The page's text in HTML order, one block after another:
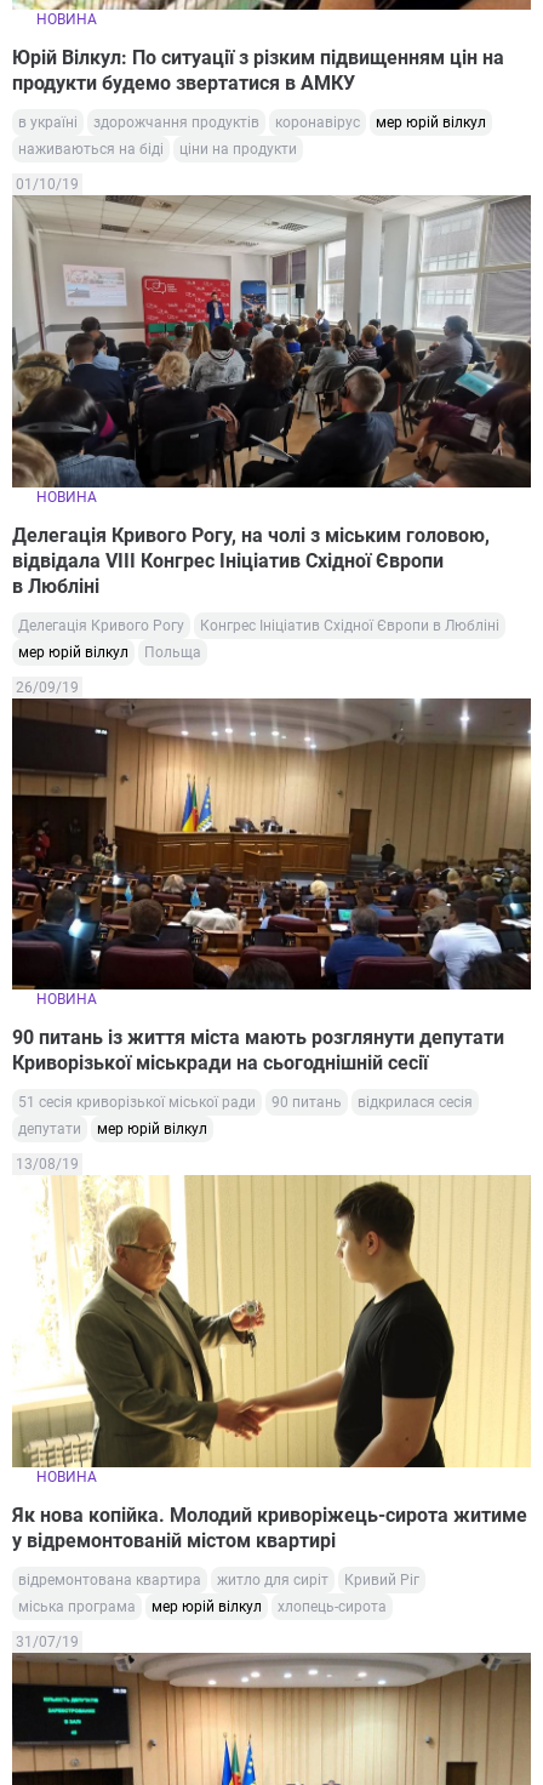
НОВИНА
Юрій Вілкул: По ситуації з різким підвищенням цін на
продукти будемо звертатися в АМКУ
в україні здорожчання продуктів коронавірус
мер юрій вілкул
наживаються на біді
ціни на продукти
01/10/19
НОВИНА
Делегація Кривого Рогу, на чолі з міським головою,
відвідала VIII Конгрес Ініціатив Східної Європи
в Любліні
Делегація Кривого Рогу
Конгрес Ініціатив Східної Європи в Любліні
мер юрій вілкул
Польща
26/09/19
НОВИНА
90 питань із життя міста мають розглянути депутати
Криворізької міськради на сьогоднішній сесії
51 сесія криворізької міської ради 90 питань
відкрилася сесія
депутати
мер юрій вілкул
13/08/19
НОВИНА
Як нова копійка. Молодий криворіжець-сирота житиме
у відремонтованій містом квартирі
відремонтована квартира житло для сиріт
Кривий Ріг
міська програма
мер юрій вілкул хлопець-сирота
31/07/19